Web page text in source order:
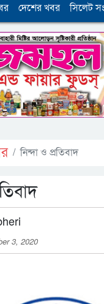
দেশের খবর সিলেট
নিন্দা ও প্রতিবাদ
3, 2020